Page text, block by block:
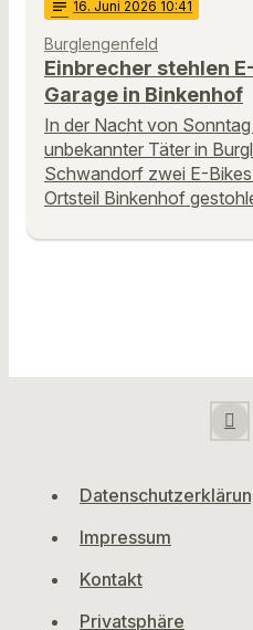
notes 16. Juni 2026 10:41
Burglengenfeld
Einbrecher stehlen
Garage in Binkenhof
In der Nacht von
unbekannter Täter in
Schwandorf zwei E-
Ortsteil Binkenhof
Impressum
Kontakt
Privatsphäre